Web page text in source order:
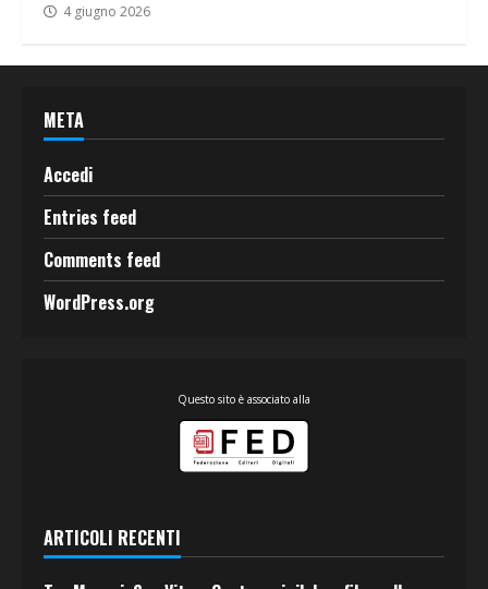
4 giugno 2026
META
Accedi
Entries feed
Comments feed
WordPress.org
Questo sito è associato alla
ARTICOLI RECENTI